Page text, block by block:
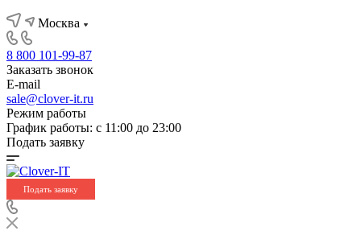
Москва
8 800 101-99-87
Заказать звонок
E-mail
sale@clover-it.ru
Режим работы
График работы: с 11:00 до 23:00
Подать заявку
Подать заявку